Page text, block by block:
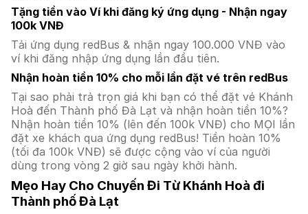
Tặng tiền vào Ví khi đăng ký ứng dụng - Nhận ngay
100k VNĐ
Tải ứng dụng redBus & nhận ngay 100.000 VNĐ vào
ví khi đăng nhập ứng dụng lần đầu tiên.
Nhận hoàn tiền 10% cho mỗi lần đặt vé trên redBus
Tại sao phải trả trọn giá khi bạn có thể đặt vé Khánh
Hoà đến Thành phố Đà Lạt và nhận hoàn tiền 10%?
Nhận hoàn tiền 10% (lên đến 100k VNĐ) cho MỌI lần
đặt xe khách qua ứng dụng redBus! Tiền hoàn 10%
(tối đa 100k VNĐ) sẽ được cộng vào ví của người
dùng trong vòng 2 giờ sau ngày khởi hành.
Mẹo Hay Cho Chuyến Đi Từ Khánh Hoà đi
Thành phố Đà Lạt